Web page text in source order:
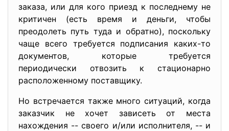
заказа, или для кого приезд к последнему не
критичен (есть время и деньги, чтобы
преодолеть путь туда и обратно), поскольку
чаще всего требуется подписания каких-то
документов, которые требуется
периодически отвозить к стационарно
расположенному поставщику.
Но встречается также много ситуаций, когда
заказчик не хочет зависеть от места
нахождения -- своего и/или исполнителя, -- и